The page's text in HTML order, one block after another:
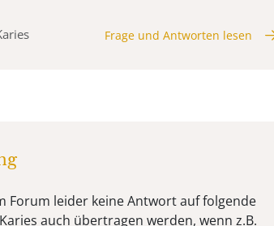
Frage und Antworten lesen
Forum leider keine Antwort auf folgende
auch übertragen werden, wenn z.B.